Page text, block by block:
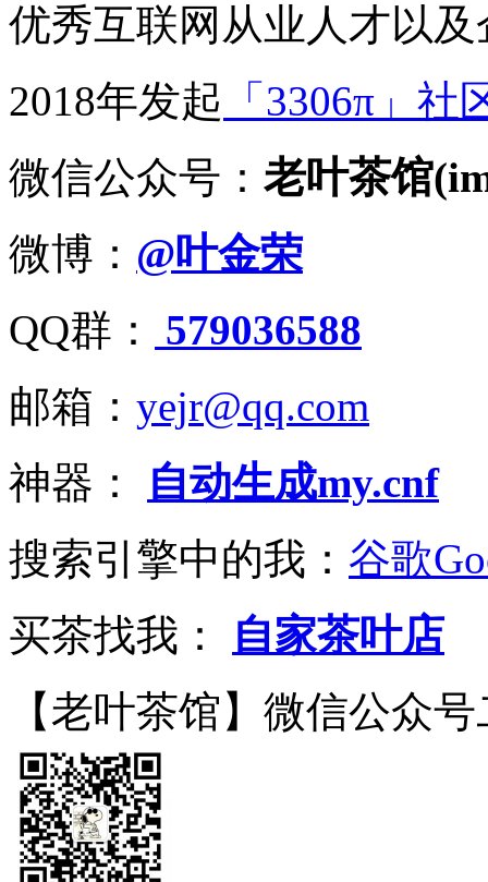
优秀互联网从业人才以
2018年发起 「3306π」社
微信公众号： 老叶茶馆
微博： @叶金荣
QQ群：
579036588
邮箱： yejr@qq.com
神器：
自动生成my.cnf
搜索引擎中的我： 谷歌
买茶找我：
自家茶叶店
【老叶茶馆】微信公众